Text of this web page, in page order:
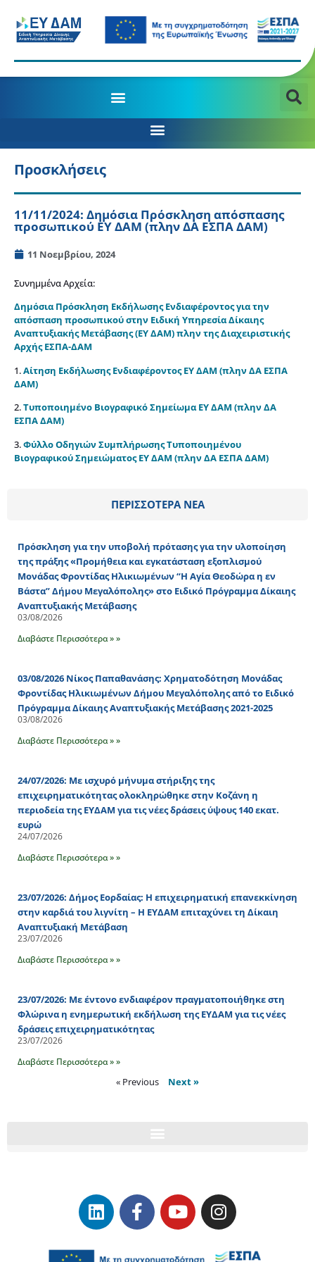
Προσκλήσεις
11/11/2024: Δημόσια Πρόσκληση απόσπασης
προσωπικού ΕΥ ΔΑΜ (πλην ΔΑ ΕΣΠΑ ΔΑΜ)
11 Νοεμβρίου, 2024
Συνημμένα Αρχεία:
Δημόσια Πρόσκληση Εκδήλωσης Ενδιαφέροντος για την
απόσπαση προσωπικού στην Ειδική Υπηρεσία Δίκαιης
Αναπτυξιακής Μετάβασης (ΕΥ ΔΑΜ) πλην της Διαχειριστικής
Αρχής ΕΣΠΑ-ΔΑΜ
1.Αίτηση Εκδήλωσης Ενδιαφέροντος ΕΥ ΔΑΜ (πλην ΔΑ ΕΣΠΑ
ΔΑΜ)
2.Τυποποιημένο Βιογραφικό Σημείωμα ΕΥ ΔΑΜ (πλην ΔΑ
ΕΣΠΑ ΔΑΜ)
3.Φύλλο Οδηγιών Συμπλήρωσης Τυποποιημένου
Βιογραφικού Σημειώματος ΕΥ ΔΑΜ (πλην ΔΑ ΕΣΠΑ ΔΑΜ)
ΠΕΡΙΣΣΟΤΕΡΑ ΝΕΑ
Πρόσκληση για την υποβολή πρότασης για την υλοποίηση
της πράξης «Προμήθεια και εγκατάσταση εξοπλισμού
Μονάδας Φροντίδας Ηλικιωμένων “Η Αγία Θεοδώρα η εν
Βάστα” Δήμου Μεγαλόπολης» στο Ειδικό Πρόγραμμα Δίκαιης
Αναπτυξιακής Μετάβασης
03/08/2026
Διαβάστε Περισσότερα » »
03/08/2026 Νίκος Παπαθανάσης: Χρηματοδότηση Μονάδας
Φροντίδας Ηλικιωμένων Δήμου Μεγαλόπολης από το Ειδικό
Πρόγραμμα Δίκαιης Αναπτυξιακής Μετάβασης 2021-2025
03/08/2026
Διαβάστε Περισσότερα » »
24/07/2026: Με ισχυρό μήνυμα στήριξης της
επιχειρηματικότητας ολοκληρώθηκε στην Κοζάνη η
περιοδεία της ΕΥΔΑΜ για τις νέες δράσεις ύψους 140 εκατ.
ευρώ
24/07/2026
Διαβάστε Περισσότερα » »
23/07/2026: Δήμος Εορδαίας: Η επιχειρηματική επανεκκίνηση
στην καρδιά του λιγνίτη – Η ΕΥΔΑΜ επιταχύνει τη Δίκαιη
Αναπτυξιακή Μετάβαση
23/07/2026
Διαβάστε Περισσότερα » »
23/07/2026: Με έντονο ενδιαφέρον πραγματοποιήθηκε στη
Φλώρινα η ενημερωτική εκδήλωση της ΕΥΔΑΜ για τις νέες
δράσεις επιχειρηματικότητας
23/07/2026
Διαβάστε Περισσότερα » »
« Previous Next »